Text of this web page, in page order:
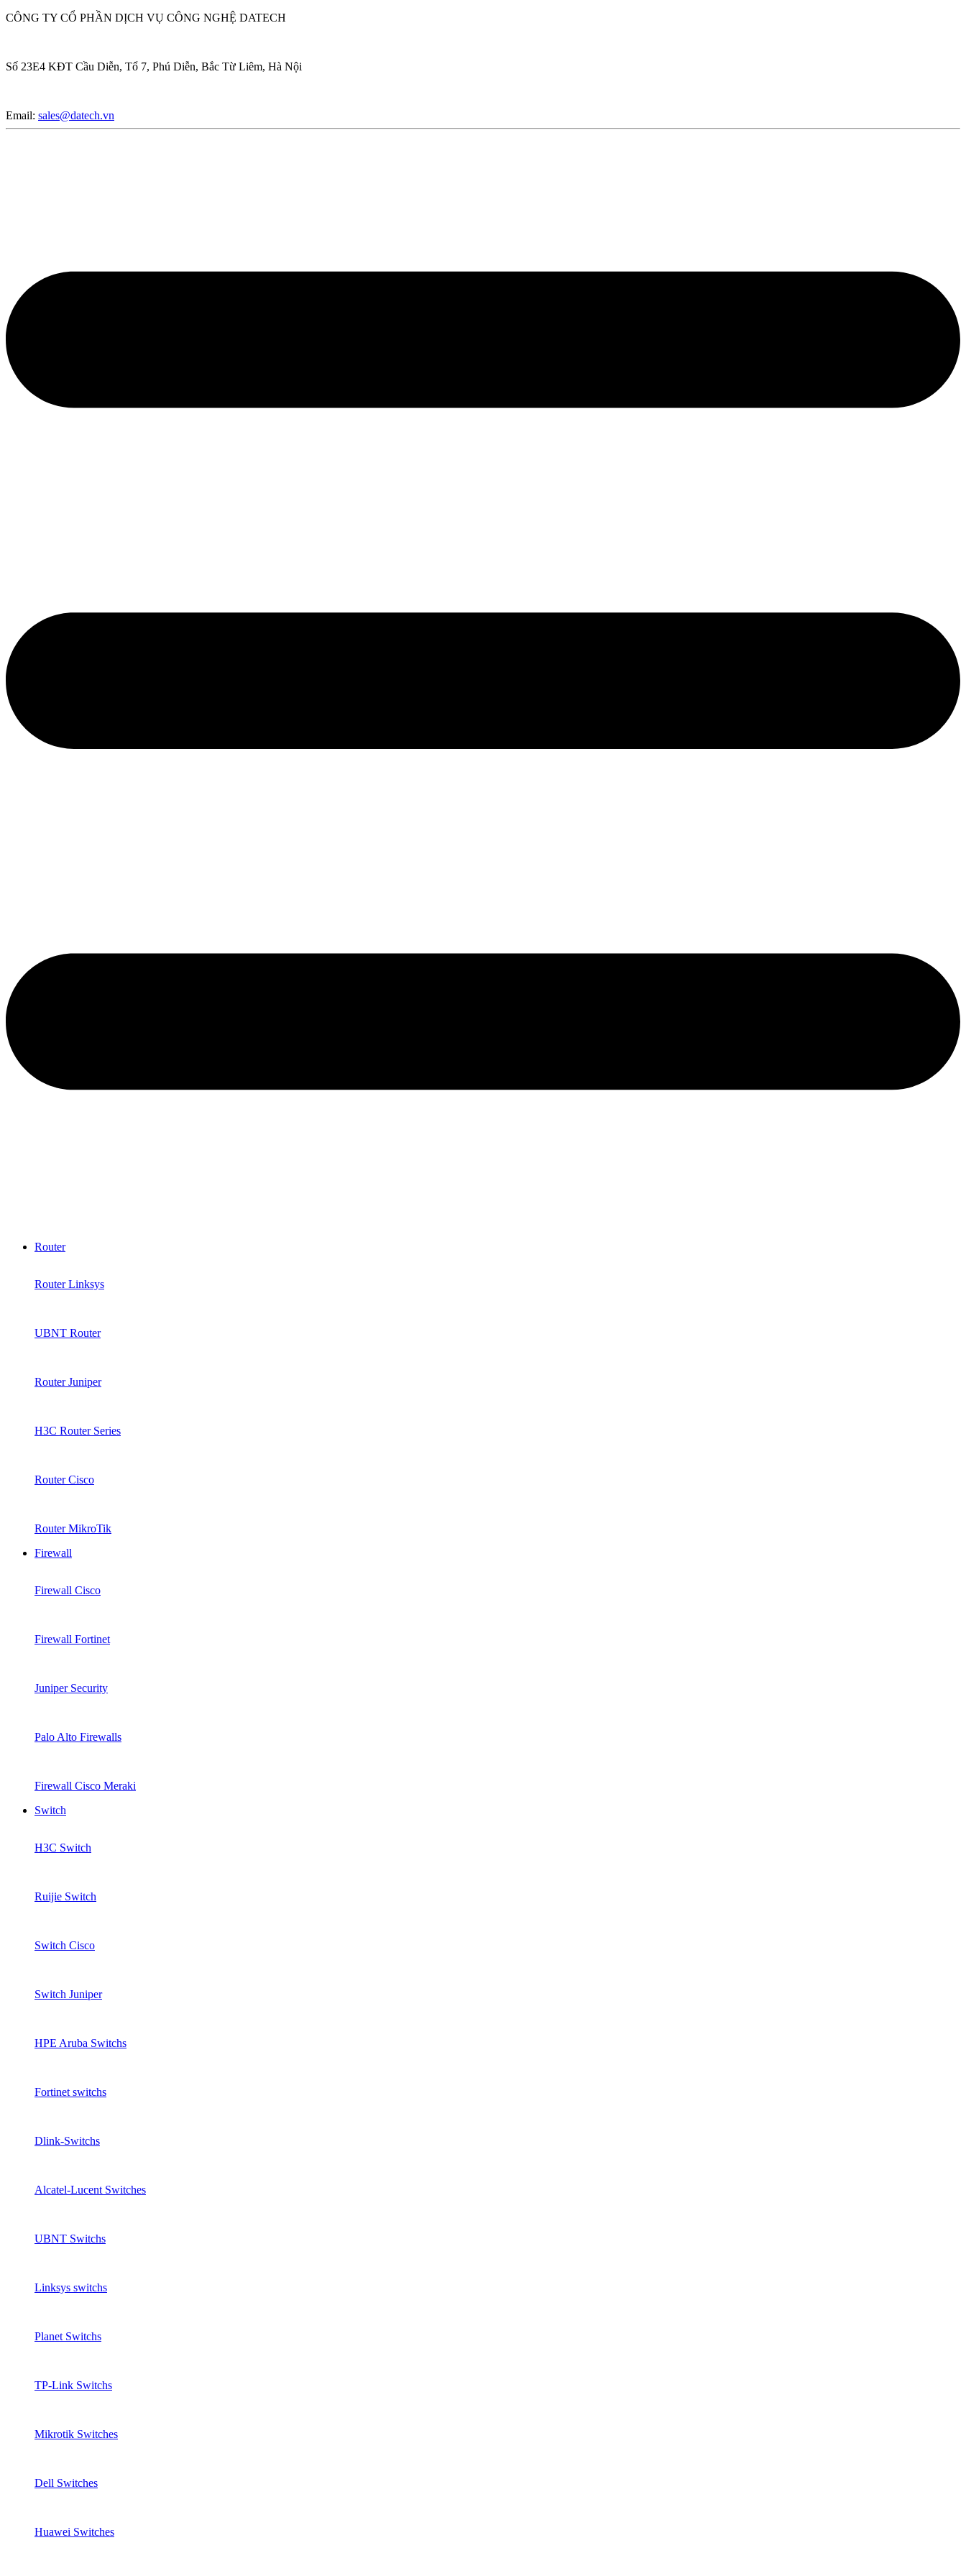
CÔNG TY CỔ PHẦN DỊCH VỤ CÔNG NGHỆ DATECH
Số 23E4 KĐT Cầu Diễn, Tổ 7, Phú Diễn, Bắc Từ Liêm, Hà Nội
Email: sales@datech.vn
Router
Router Linksys
UBNT Router
Router Juniper
H3C Router Series
Router Cisco
Router MikroTik
Firewall
Firewall Cisco
Firewall Fortinet
Juniper Security
Palo Alto Firewalls
Firewall Cisco Meraki
Switch
H3C Switch
Ruijie Switch
Switch Cisco
Switch Juniper
HPE Aruba Switchs
Fortinet switchs
Dlink-Switchs
Alcatel-Lucent Switches
UBNT Switchs
Linksys switchs
Planet Switchs
TP-Link Switchs
Mikrotik Switches
Dell Switches
Huawei Switches